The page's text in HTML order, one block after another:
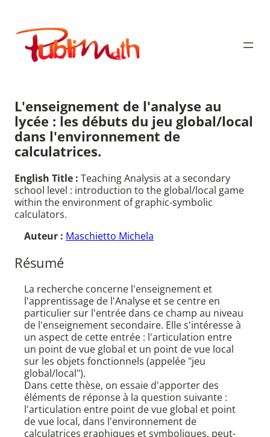
contenu
Publimath
L'enseignement de l'analyse au
lycée : les débuts du jeu global/local
dans l'environnement de
calculatrices.
English Title : Teaching Analysis at a secondary
school level : introduction to the global/local game
within the environment of graphic-symbolic
calculators.
Auteur : Maschietto Michela
Résumé
La recherche concerne l'enseignement et
l'apprentissage de l'Analyse et se centre en
particulier sur l'entrée dans ce champ au niveau
de l'enseignement secondaire. Elle s'intéresse à
un aspect de cette entrée : l'articulation entre
un point de vue global et un point de vue local
sur les objets fonctionnels (appelée "jeu
global/local").
Dans cette thèse, on essaie d'apporter des
éléments de réponse à la question suivante :
l'articulation entre point de vue global et point
de vue local, dans l'environnement de
calculatrices graphiques et symboliques, peut-